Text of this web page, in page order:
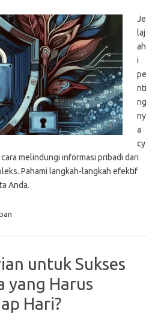
Je
laj
ah
i
pe
nti
ng
ny
a
cy
melindungi informasi pribadi dari
Pahami langkah-langkah efektif
Anda.
untuk Sukses
yang Harus
Hari?